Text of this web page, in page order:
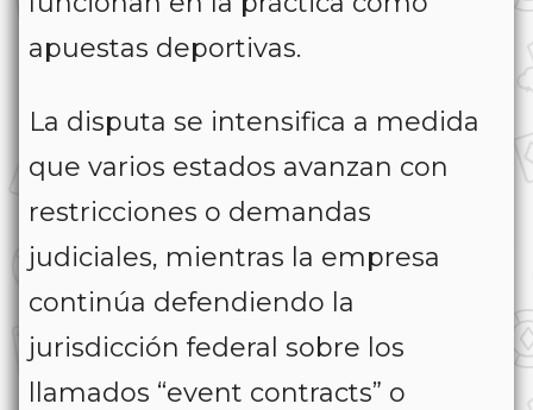
apuestas deportivas.
La disputa se intensifica a medida
que varios estados avanzan con
restricciones o demandas
judiciales, mientras la empresa
continúa defendiendo la
jurisdicción federal sobre los
llamados “event contracts” o